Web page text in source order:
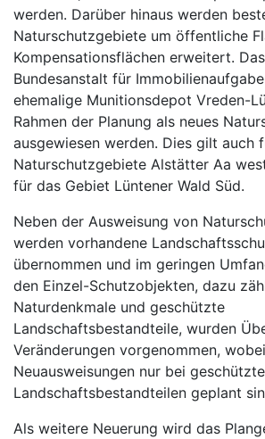
werden. Darüber hinaus werden
Naturschutzgebiete um öffentliche
Kompensationsflächen erweitert.
Bundesanstalt für
ehemalige Munitionsdepot Vreden-
Rahmen der Planung als neues
ausgewiesen werden. Dies gilt auch
Naturschutzgebiete Alstätter Aa
für das Gebiet Lüntener Wald Süd.
Neben der Ausweisung von
werden vorhandene
übernommen und im geringen
den Einzel-Schutzobjekten, dazu
Naturdenkmale und geschützte
Landschaftsbestandteile, wurden
Veränderungen vorgenommen, wobei
Neuausweisungen nur bei
Landschaftsbestandteilen geplant
Als weitere Neuerung wird das